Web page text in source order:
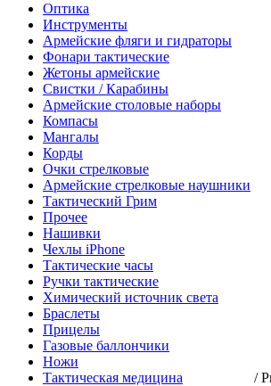
Оптика
Инструменты
Армейские фляги и гидраторы
Фонари тактические
Жетоны армейские
Свистки / Карабины
Армейские столовые наборы
Компасы
Мангалы
Корды
Очки стрелковые
Армейские стрелковые наушники
Тактический Грим
Прочее
Нашивки
Чехлы iPhone
Тактические часы
Ручки тактические
Химический источник света
Браслеты
Прицелы
Газовые баллончики
Ножи
Тактическая медицина
/